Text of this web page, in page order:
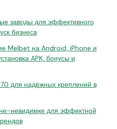
заводы для эффективного
бизнеса
Melbet на Android, iPhone и
APK, бонусы и
для надёжных креплений в
невидимке для эффектной